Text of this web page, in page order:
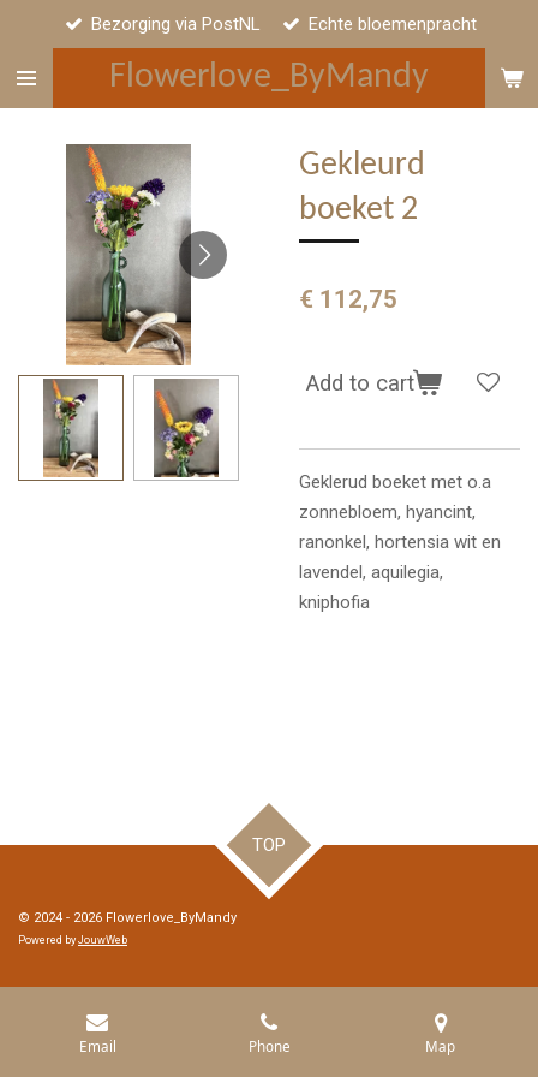
naar
hoofdinhoud
Flowerlove_ByMandy
Bezorging via PostNL Echte bloemenpracht
Gekleurd
boeket 2
€ 112,75
Add to cart
Geklerud boeket met o.a
zonnebloem, hyancint,
ranonkel, hortensia wit en
lavendel, aquilegia,
kniphofia
TOP
© 2024 - 2026 Flowerlove_ByMandy
Powered by JouwWeb
Email Phone Map